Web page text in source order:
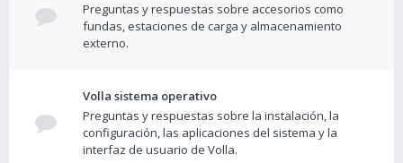
Preguntas y respuestas sobre accesorios como
fundas, estaciones de carga y almacenamiento
externo.
Volla sistema operativo
Preguntas y respuestas sobre la instalación, la
configuración, las aplicaciones del sistema y la
interfaz de usuario de Volla.